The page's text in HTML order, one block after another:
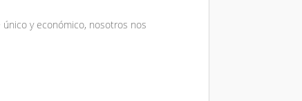
y económico, nosotros nos